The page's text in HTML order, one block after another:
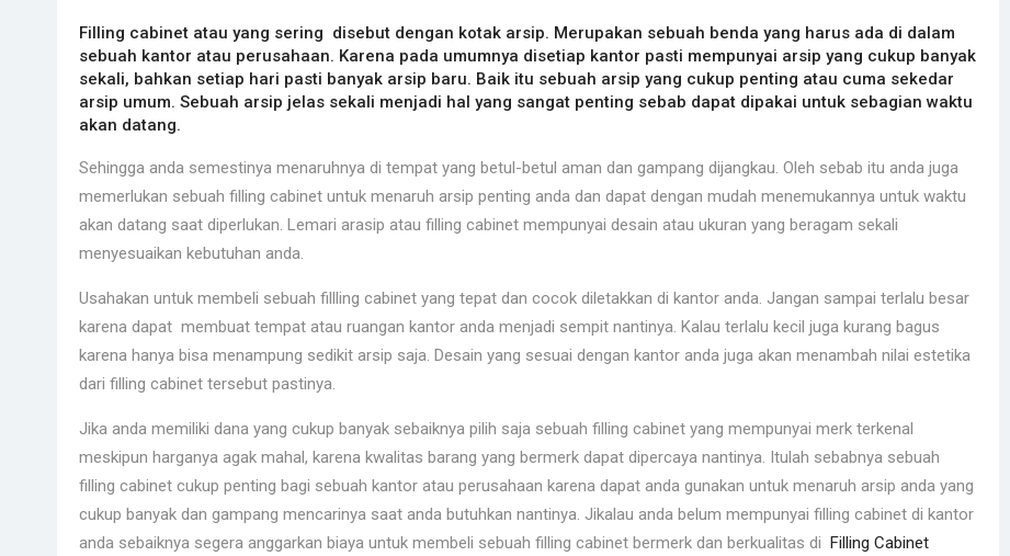
Filling cabinet atau yang sering disebut dengan kotak arsip. Merupakan sebuah benda yang harus ada di dalam
sebuah kantor atau perusahaan. Karena pada umumnya disetiap kantor pasti mempunyai arsip yang cukup banyak
sekali, bahkan setiap hari pasti banyak arsip baru. Baik itu sebuah arsip yang cukup penting atau cuma sekedar
arsip umum. Sebuah arsip jelas sekali menjadi hal yang sangat penting sebab dapat dipakai untuk sebagian waktu
akan datang.
Sehingga anda semestinya menaruhnya di tempat yang betul-betul aman dan gampang dijangkau. Oleh sebab itu anda juga
memerlukan sebuah filling cabinet untuk menaruh arsip penting anda dan dapat dengan mudah menemukannya untuk waktu
akan datang saat diperlukan. Lemari arasip atau filling cabinet mempunyai desain atau ukuran yang beragam sekali
menyesuaikan kebutuhan anda.
Usahakan untuk membeli sebuah fillling cabinet yang tepat dan cocok diletakkan di kantor anda. Jangan sampai terlalu besar
karena dapat membuat tempat atau ruangan kantor anda menjadi sempit nantinya. Kalau terlalu kecil juga kurang bagus
karena hanya bisa menampung sedikit arsip saja. Desain yang sesuai dengan kantor anda juga akan menambah nilai estetika
dari filling cabinet tersebut pastinya.
Jika anda memiliki dana yang cukup banyak sebaiknya pilih saja sebuah filling cabinet yang mempunyai merk terkenal
meskipun harganya agak mahal, karena kwalitas barang yang bermerk dapat dipercaya nantinya. Itulah sebabnya sebuah
filling cabinet cukup penting bagi sebuah kantor atau perusahaan karena dapat anda gunakan untuk menaruh arsip anda yang
cukup banyak dan gampang mencarinya saat anda butuhkan nantinya. Jikalau anda belum mempunyai filling cabinet di kantor
anda sebaiknya segera anggarkan biaya untuk membeli sebuah filling cabinet bermerk dan berkualitas di Filling Cabinet